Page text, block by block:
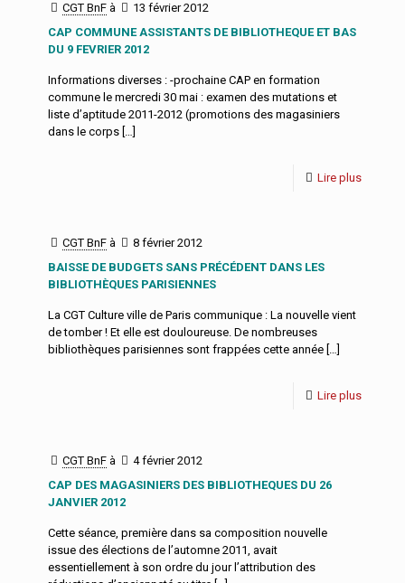
CGT BnF à
13 février 2012
CAP COMMUNE ASSISTANTS DE BIBLIOTHEQUE ET BAS
DU 9 FEVRIER 2012
Informations diverses : -prochaine CAP en formation
commune le mercredi 30 mai : examen des mutations et
liste d’aptitude 2011-2012 (promotions des magasiniers
dans le corps […]
Lire plus
CGT BnF à
8 février 2012
BAISSE DE BUDGETS SANS PRÉCÉDENT DANS LES
BIBLIOTHÈQUES PARISIENNES
La CGT Culture ville de Paris communique : La nouvelle vient
de tomber ! Et elle est douloureuse. De nombreuses
bibliothèques parisiennes sont frappées cette année […]
Lire plus
CGT BnF à
4 février 2012
CAP DES MAGASINIERS DES BIBLIOTHEQUES DU 26
JANVIER 2012
Cette séance, première dans sa composition nouvelle
issue des élections de l’automne 2011, avait
essentiellement à son ordre du jour l’attribution des